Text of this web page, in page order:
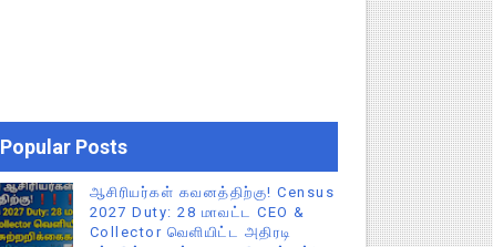
Popular Posts
ஆசிரியர்கள் கவனத்திற்கு! Census
2027 Duty: 28 மாவட்ட CEO &
Collector வெளியிட்ட அதிரடி